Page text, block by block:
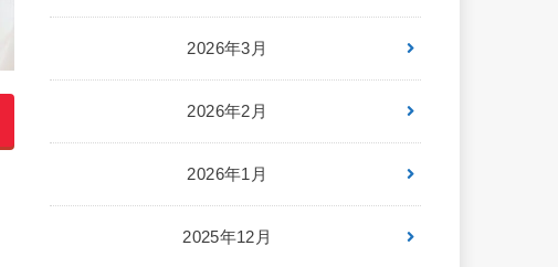
2026年3月
2026年2月
2026年1月
2025年12月